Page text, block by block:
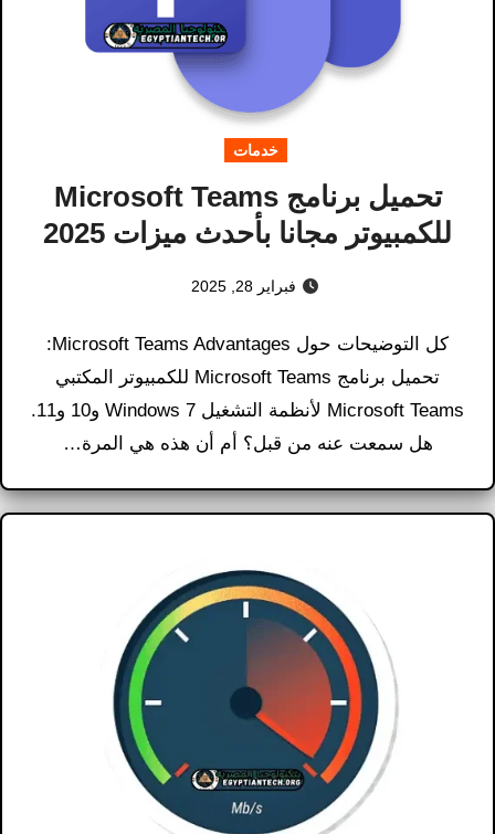
خدمات
تحميل برنامج Microsoft Teams
للكمبيوتر مجانا بأحدث ميزات 2025
فبراير 28, 2025
كل التوضيحات حول Microsoft Teams Advantages​:
تحميل برنامج Microsoft Teams للكمبيوتر المكتبي
Microsoft Teams لأنظمة التشغيل Windows 7 و10 و11.
هل سمعت عنه من قبل؟ أم أن هذه هي المرة…